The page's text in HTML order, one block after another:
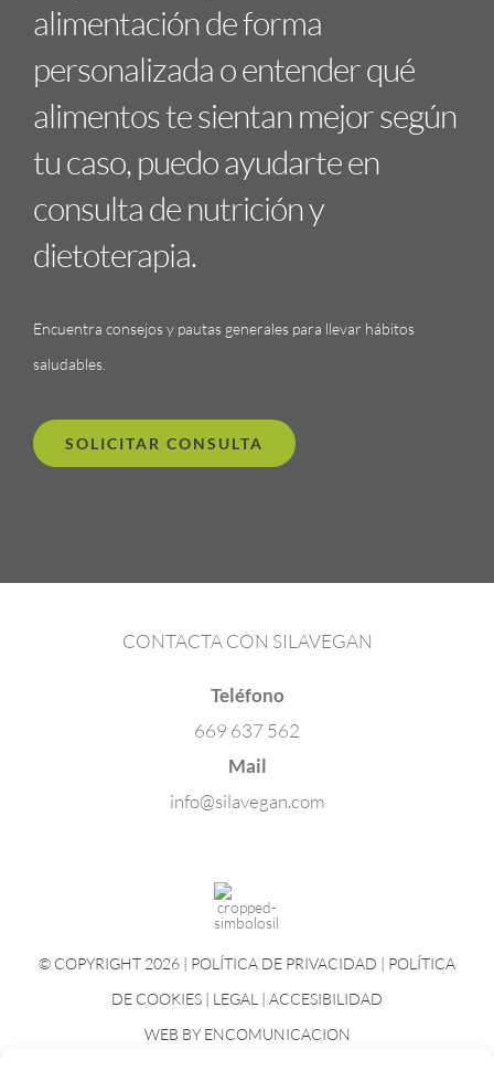
alimentación de forma
personalizada o entender qué
alimentos te sientan mejor según
tu caso, puedo ayudarte en
consulta de nutrición y
dietoterapia.
Encuentra consejos y pautas generales para llevar hábitos
saludables.
SOLICITAR CONSULTA
CONTACTA CON SILAVEGAN
Teléfono
669 637 562
Mail
info@silavegan.com
© COPYRIGHT 2026 | POLÍTICA DE PRIVACIDAD | POLÍTICA
DE COOKIES | LEGAL | ACCESIBILIDAD
WEB BY ENCOMUNICACION